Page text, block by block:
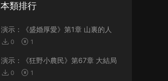
本類排行
演示：《盛婚厚愛》第1章 山裏的人
0 1
演示：《狂野小農民》第67章 大結局
0 1